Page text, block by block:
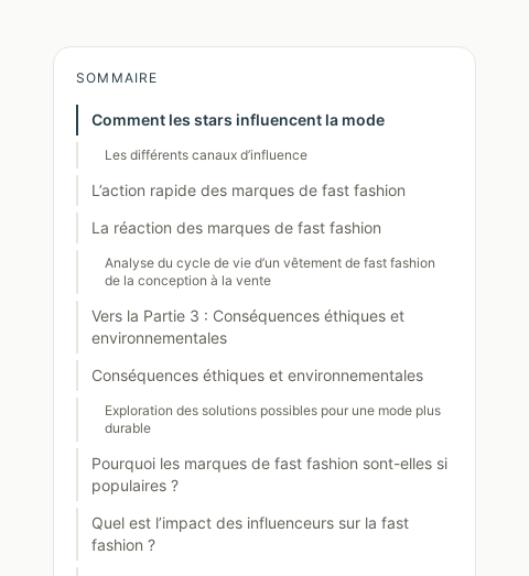
SOMMAIRE
Comment les stars influencent la mode
Les différents canaux d’influence
L’action rapide des marques de fast fashion
La réaction des marques de fast fashion
Analyse du cycle de vie d’un vêtement de fast fashion
de la conception à la vente
Vers la Partie 3 : Conséquences éthiques et
environnementales
Conséquences éthiques et environnementales
Exploration des solutions possibles pour une mode plus
durable
Pourquoi les marques de fast fashion sont-elles si
populaires ?
Quel est l’impact des influenceurs sur la fast
fashion ?